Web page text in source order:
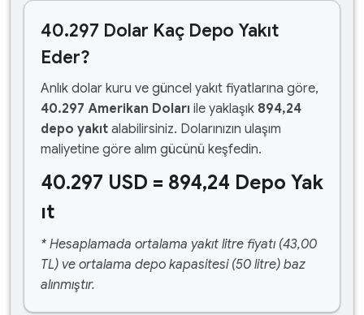
40.297 Dolar Kaç Depo Yakıt
Eder?
Anlık dolar kuru ve güncel yakıt fiyatlarına göre,
40.297 Amerikan Doları ile yaklaşık 894,24
depo yakıt alabilirsiniz. Dolarınızın ulaşım
maliyetine göre alım gücünü keşfedin.
40.297 USD = 894,24 Depo Yak
ıt
* Hesaplamada ortalama yakıt litre fiyatı (43,00
TL) ve ortalama depo kapasitesi (50 litre) baz
alınmıştır.